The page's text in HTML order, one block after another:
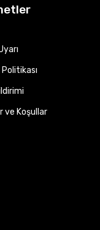
ve Koşullar